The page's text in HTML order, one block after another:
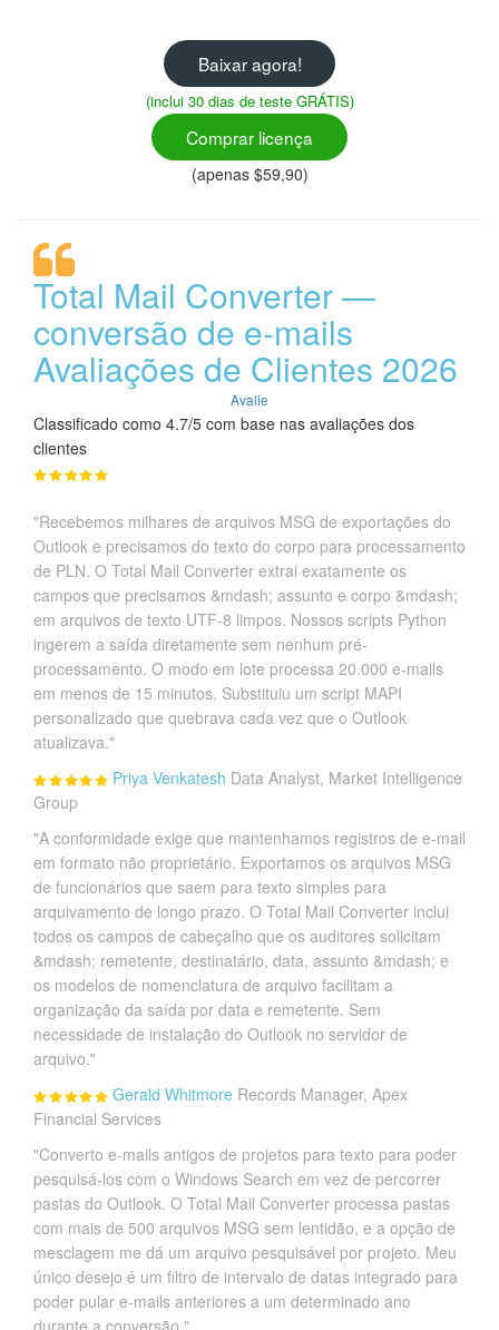
Baixar agora!
(inclui 30 dias de teste GRÁTIS)
Comprar licença
(apenas $59,90)
Total Mail Converter —
conversão de e-mails
Avaliações de Clientes 2026
Avalie
Classificado como 4.7/5 com base nas avaliações dos
clientes
"Recebemos milhares de arquivos MSG de exportações do
Outlook e precisamos do texto do corpo para processamento
de PLN. O Total Mail Converter extrai exatamente os
campos que precisamos &mdash; assunto e corpo &mdash;
em arquivos de texto UTF-8 limpos. Nossos scripts Python
ingerem a saída diretamente sem nenhum pré-
processamento. O modo em lote processa 20.000 e-mails
em menos de 15 minutos. Substituiu um script MAPI
personalizado que quebrava cada vez que o Outlook
atualizava."
Priya Venkatesh Data Analyst, Market Intelligence
Group
"A conformidade exige que mantenhamos registros de e-mail
em formato não proprietário. Exportamos os arquivos MSG
de funcionários que saem para texto simples para
arquivamento de longo prazo. O Total Mail Converter inclui
todos os campos de cabeçalho que os auditores solicitam
&mdash; remetente, destinatário, data, assunto &mdash; e
os modelos de nomenclatura de arquivo facilitam a
organização da saída por data e remetente. Sem
necessidade de instalação do Outlook no servidor de
arquivo."
Gerald Whitmore Records Manager, Apex
Financial Services
"Converto e-mails antigos de projetos para texto para poder
pesquisá-los com o Windows Search em vez de percorrer
pastas do Outlook. O Total Mail Converter processa pastas
com mais de 500 arquivos MSG sem lentidão, e a opção de
mesclagem me dá um arquivo pesquisável por projeto. Meu
único desejo é um filtro de intervalo de datas integrado para
poder pular e-mails anteriores a um determinado ano
durante a conversão."